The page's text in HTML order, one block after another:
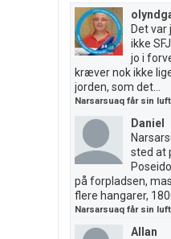
Det var
ikke
jo i
kræver nok ikke
jorden, som det...
Narsarsuaq får sin
Daniel
sted at
på forpladsen,
flere hangarer,
Narsarsuaq får sin
Allan